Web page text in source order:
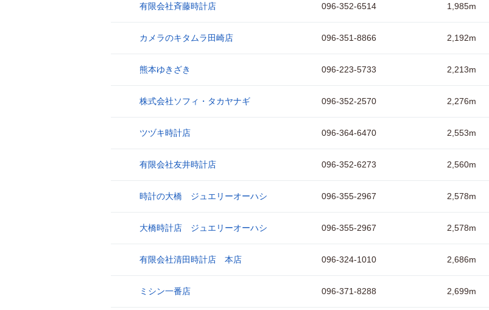
有限会社斉藤時計店 096-352-6514 1,985m
カメラのキタムラ田崎店 096-351-8866 2,192m
熊本ゆきざき 096-223-5733 2,213m
株式会社ソフィ・タカヤナギ 096-352-2570 2,276m
ツヅキ時計店 096-364-6470 2,553m
有限会社友井時計店 096-352-6273 2,560m
時計の大橋 ジュエリーオーハシ 096-355-2967 2,578m
大橋時計店 ジュエリーオーハシ 096-355-2967 2,578m
有限会社清田時計店 本店 096-324-1010 2,686m
ミシン一番店 096-371-8288 2,699m